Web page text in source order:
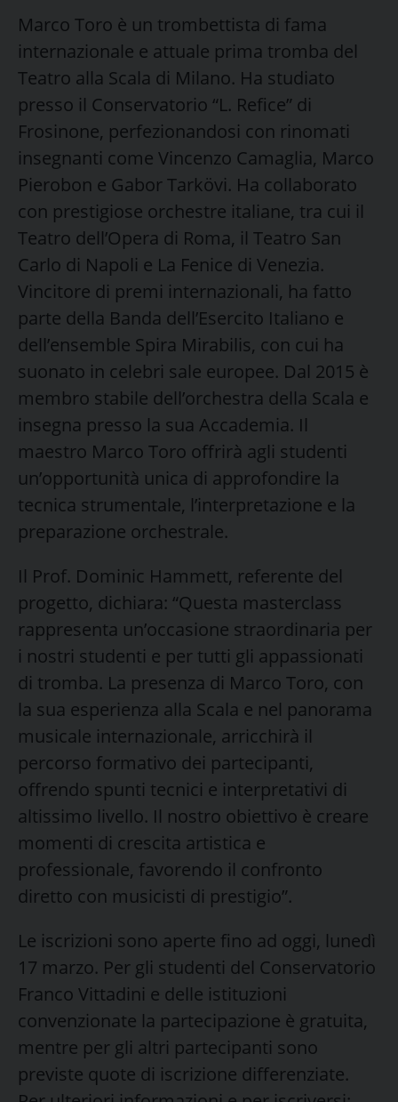
Marco Toro è un trombettista di fama
internazionale e attuale prima tromba del
Teatro alla Scala di Milano. Ha studiato
presso il Conservatorio “L. Refice” di
Frosinone, perfezionandosi con rinomati
insegnanti come Vincenzo Camaglia, Marco
Pierobon e Gabor Tarkövi. Ha collaborato
con prestigiose orchestre italiane, tra cui il
Teatro dell’Opera di Roma, il Teatro San
Carlo di Napoli e La Fenice di Venezia.
Vincitore di premi internazionali, ha fatto
parte della Banda dell’Esercito Italiano e
dell’ensemble Spira Mirabilis, con cui ha
suonato in celebri sale europee. Dal 2015 è
membro stabile dell’orchestra della Scala e
insegna presso la sua Accademia. Il
maestro Marco Toro offrirà agli studenti
un’opportunità unica di approfondire la
tecnica strumentale, l’interpretazione e la
preparazione orchestrale.
Il Prof. Dominic Hammett, referente del
progetto, dichiara: “Questa masterclass
rappresenta un’occasione straordinaria per
i nostri studenti e per tutti gli appassionati
di tromba. La presenza di Marco Toro, con
la sua esperienza alla Scala e nel panorama
musicale internazionale, arricchirà il
percorso formativo dei partecipanti,
offrendo spunti tecnici e interpretativi di
altissimo livello. Il nostro obiettivo è creare
momenti di crescita artistica e
professionale, favorendo il confronto
diretto con musicisti di prestigio”.
Le iscrizioni sono aperte fino ad oggi, lunedì
17 marzo. Per gli studenti del Conservatorio
Franco Vittadini e delle istituzioni
convenzionate la partecipazione è gratuita,
mentre per gli altri partecipanti sono
previste quote di iscrizione differenziate.